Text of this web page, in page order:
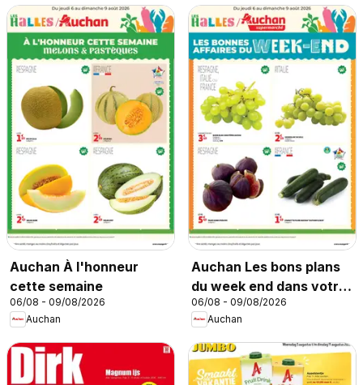
Auchan À l'honneur
cette semaine
06/08 - 09/08/2026
Auchan
Auchan Les bons plans
du week end dans votre
super !
06/08 - 09/08/2026
Auchan